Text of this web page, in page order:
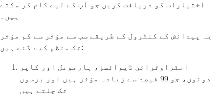
اختیارات کو دریافت کریں جو آپ کے لیے کام کر سکتے
ہیں۔
یہ پیدائش کے کنٹرول کے طریقے سب سے مؤثر سے کم مؤثر
تک منظم کیے گئے ہیں:
انٹراوٹرائن ڈیوائسز، ہارمونل اور کاپر
دونوں، جو 99 فیصد سے زیادہ مؤثر ہیں اور برسوں
تک چلتے ہیں